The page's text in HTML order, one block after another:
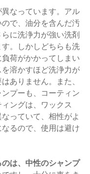
なっています。アル
で、油分を含んだ汚
に洗浄力が強い洗剤
。しかしどちらも洗
荷がかかってしまい
溶かすほど洗浄力が
ありません。また、
プーも、コーティン
ングは、ワックス
っていて、相性がよ
るので、使用は避け
は、中性のシャンプ